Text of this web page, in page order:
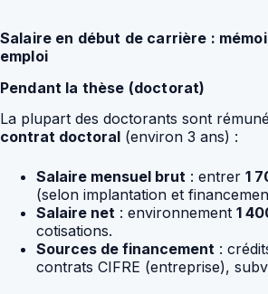
Salaire en début de carrière :
emploi
Pendant la thèse (doctorat)
La plupart des doctorants sont
contrat doctoral (environ 3 ans) :
Salaire mensuel brut : entrer 1
(selon implantation et
Salaire net : environnement 1
cotisations.
Sources de financement :
contrats CIFRE (entreprise),